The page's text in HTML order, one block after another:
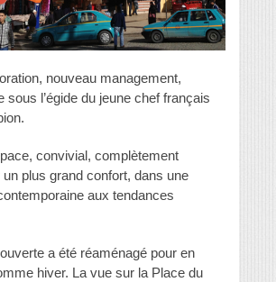
nouveau management,
sous l’égide du jeune chef français
convivial, complètement
un plus grand confort, dans une
aux tendances
a été réaménagé pour en
hiver. La vue sur la Place du